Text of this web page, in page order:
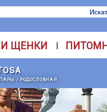
ЩЕНКИ |
ПАРЫ / РОДОСЛОВНАЯ